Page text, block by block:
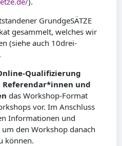
GrundgeSÄTZE
gesammelt, welches wir
(siehe auch 10drei-
Qualifizierung
und
das Workshop-Format
vor. Im Anschluss
Informationen und
den Workshop danach
können.